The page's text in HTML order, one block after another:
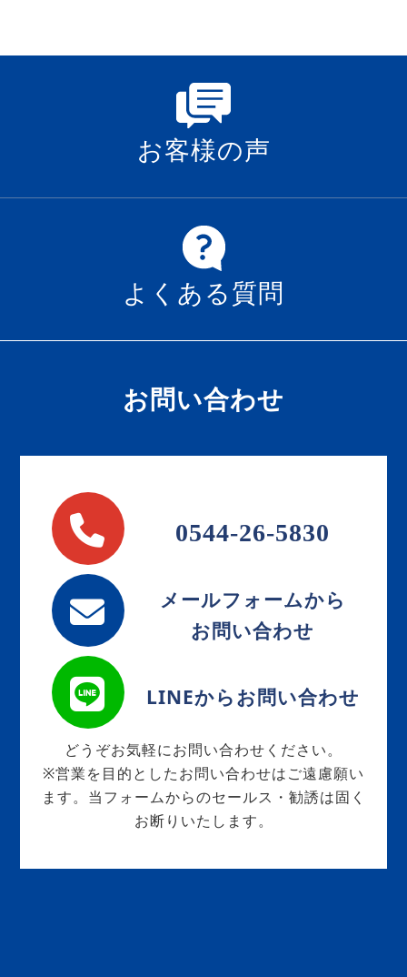
お客様の声
よくある質問
お問い合わせ
0544-26-5830
メールフォームから
お問い合わせ
LINEからお問い合わせ
どうぞお気軽にお問い合わせください。
※営業を目的としたお問い合わせはご遠慮願い
ます。当フォームからのセールス・勧誘は固く
お断りいたします。